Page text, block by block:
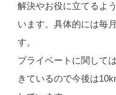
解決やお役に立てるよ
います。具体的には毎
す。
プライベートに関して
きているので今後は